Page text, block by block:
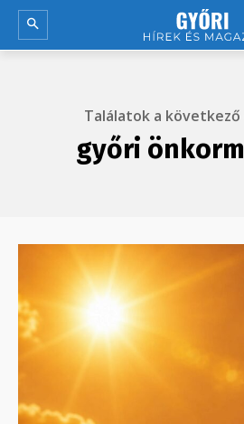
Találatok a következő
győri